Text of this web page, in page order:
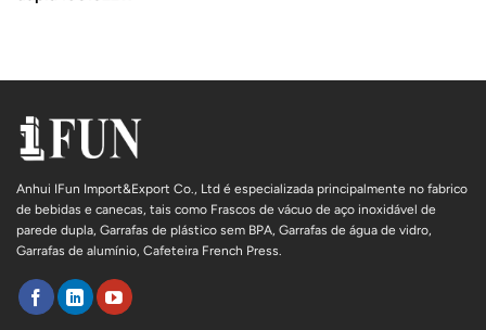
Anhui IFun Import&Export Co., Ltd é especializada principalmente no fabrico
de bebidas e canecas, tais como Frascos de vácuo de aço inoxidável de
parede dupla, Garrafas de plástico sem BPA, Garrafas de água de vidro,
Garrafas de alumínio, Cafeteira French Press.